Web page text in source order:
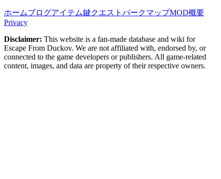
ホームブログアイテム鍵クエスト パークマップMOD概要
Privacy
Disclaimer: This website is a fan-made database and wiki for
Escape From Duckov. We are not affiliated with, endorsed by, or
connected to the game developers or publishers. All game-related
content, images, and data are property of their respective owners.